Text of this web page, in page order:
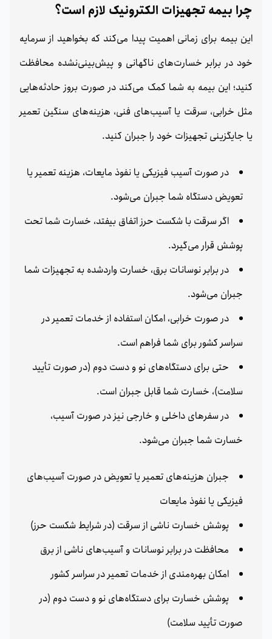
چرا بیمه تجهیزات الکترونیک لازم است؟
این بیمه برای زمانی اهمیت پیدا می‌کند که بخواهید از سرمایه
خود در برابر خسارت‌های ناگهانی و پیش‌بینی‌نشده محافظت
کنید؛ این بیمه به شما کمک می‌کند در صورت بروز حادثه‌هایی
مثل خرابی، سرقت یا آسیب‌های فنی، هزینه‌های سنگین تعمیر
یا جایگزینی تجهیزات خود را جبران کنید.
در صورت آسیب فیزیکی یا نفوذ مایعات، هزینه تعمیر یا
تعویض دستگاه شما جبران می‌شود.
اگر سرقت با شکست حرز اتفاق بیفتد، خسارت شما تحت
پوشش قرار می‌گیرد.
در برابر نوسانات برق، خسارت واردشده به تجهیزات شما
جبران می‌شود.
در صورت خرابی، امکان استفاده از خدمات تعمیر در
سراسر کشور برای شما فراهم است.
حتی برای دستگاه‌های نو و دست دوم (در صورت تأیید
سلامت)، خسارت شما قابل جبران است.
در سفرهای داخلی و خارجی نیز در صورت آسیب،
خسارت شما جبران می‌شود.
جبران هزینه‌های تعمیر یا تعویض در صورت آسیب‌های
فیزیکی یا نفوذ مایعات
پوشش خسارت ناشی از سرقت (در شرایط شکست حرز)
محافظت در برابر نوسانات و آسیب‌های ناشی از برق
امکان بهره‌مندی از خدمات تعمیر در سراسر کشور
پوشش خسارت برای دستگاه‌های نو و دست دوم (در
صورت تأیید سلامت)